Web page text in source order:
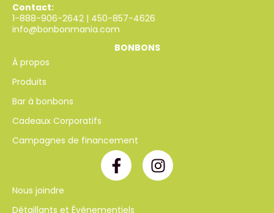
Contact:
1-888-906-2642 | 450-857-4626
info@bonbonmania.com
BONBONS
À propos
Produits
Bar à bonbons
Cadeaux Corporatifs
Campagnes de financement
Nous joindre
Détaillants et Événementiels